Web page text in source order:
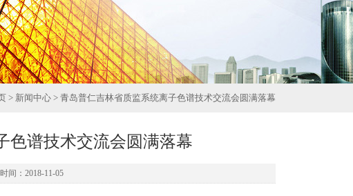
> 新闻中心 > 青岛普仁吉林省质监系统离子色谱技术交流会圆满落幕
色谱技术交流会圆满落幕
间：2018-11-05